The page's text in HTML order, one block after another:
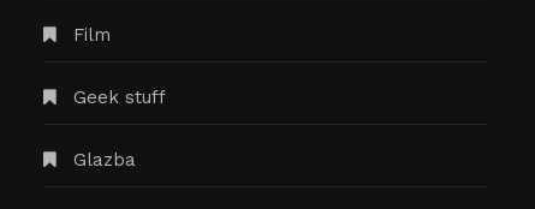
Film
Geek stuff
Glazba